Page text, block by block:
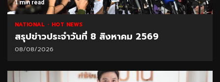
1 min read
NATIONAL HOT NEWS
สรุปข่าวประจำวันที่ 8 สิงหาคม 2569
08/08/2026